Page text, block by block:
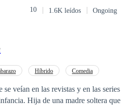
entero con tal de mantenerla a salvo.
ella se ve obligada a elegir
10 1.6K leídos Ongoing
Híbrido
Comedia
veían en las revistas y en las series
Hija de una madre soltera que